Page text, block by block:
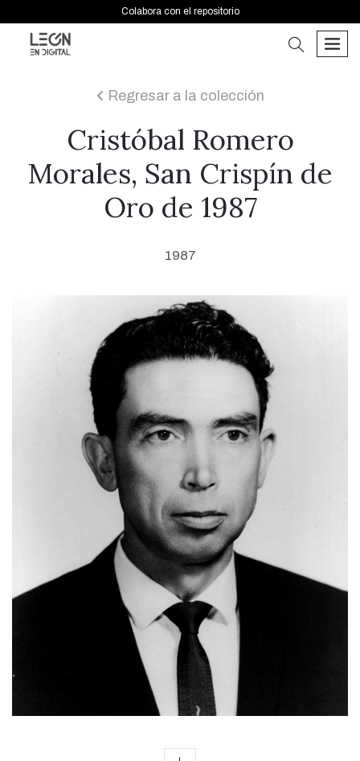
Colabora con el repositorio
buscar
icon
Regresar a la colección
Cristóbal Romero
Morales, San Crispín de
Oro de 1987
1987